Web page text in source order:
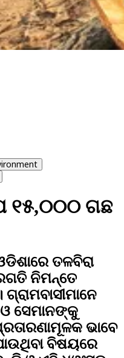
୧୫,୦୦୦ ଗଛ
ତଳବିରା
ନିମନ୍ତେ
ସେମାନଙ୍କୁ
ଭାବେ
ବିଷୟରେ